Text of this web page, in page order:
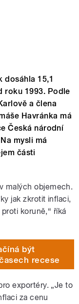
dosáhla 15,1
roku 1993. Podle
a člena
Havránka má
Česká národní
mysli má
části
malých objemech.
jak zkrotit inflaci,
koruně,“ říká
být
recese
exportéry. „Je to
za cenu